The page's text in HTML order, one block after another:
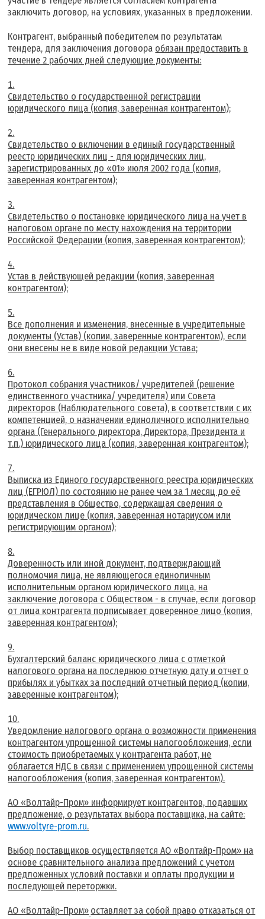
заключить договор, на условиях, указанных в предложении.
Контрагент, выбранный победителем по результатам
тендера, для заключения договора обязан предоставить в
течение 2 рабочих дней следующие документы:
Свидетельство о государственной регистрации
юридического лица (копия, заверенная контрагентом);
Свидетельство о включении в единый государственный
реестр юридических лиц - для юридических лиц,
зарегистрированных до «01» июля 2002 года (копия,
заверенная контрагентом);
Свидетельство о постановке юридического лица на учет в
налоговом органе по месту нахождения на территории
Российской Федерации (копия, заверенная контрагентом);
Устав в действующей редакции (копия, заверенная
контрагентом);
Все дополнения и изменения, внесенные в учредительные
документы (Устав) (копии, заверенные контрагентом), если
они внесены не в виде новой редакции Устава;
Протокол собрания участников/ учредителей (решение
единственного участника/ учредителя) или Совета
директоров (Наблюдательного совета), в соответствии с их
компетенцией, о назначении единоличного исполнительно
органа (Генерального директора, Директора, Президента и
т.п.) юридического лица (копия, заверенная контрагентом);
Выписка из Единого государственного реестра юридических
лиц (ЕГРЮЛ) по состоянию не ранее чем за 1 месяц до её
представления в Общество, содержащая сведения о
юридическом лице (копия, заверенная нотариусом или
регистрирующим органом);
Доверенность или иной документ, подтверждающий
полномочия лица, не являющегося единоличным
исполнительным органом юридического лица, на
заключение договора с Обществом - в случае, если договор
от лица контрагента подписывает доверенное лицо (копия,
заверенная контрагентом);
Бухгалтерский баланс юридического лица с отметкой
налогового органа на последнюю отчетную дату и отчет о
прибылях и убытках за последний отчетный период (копии,
заверенные контрагентом);
Уведомление налогового органа о возможности применения
контрагентом упрощенной системы налогообложения, если
стоимость приобретаемых у контрагента работ, не
облагается НДС в связи с применением упрощенной системы
налогообложения (копия, заверенная контрагентом).
АО «Волтайр-Пром» информирует контрагентов, подавших
предложение, о результатах выбора поставщика, на сайте:
www.voltyre-prom.ru.
Выбор поставщиков осуществляется АО «Волтайр-Пром» на
основе сравнительного анализа предложений с учетом
предложенных условий поставки и оплаты продукции и
последующей переторжки.
АО «Волтайр-Пром» оставляет за собой право отказаться от